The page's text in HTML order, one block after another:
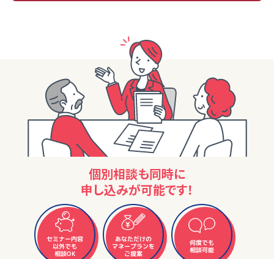
個別相談も同時に
申し込みが可能です！
セミナー内容
以外でも
相談OK
あなただけの
マネープランを
ご提案
何度でも
相談可能